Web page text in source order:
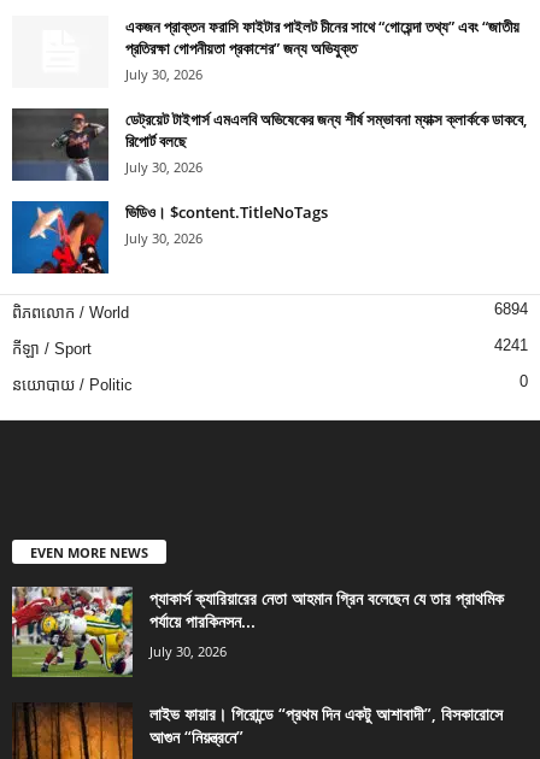
একজন প্রাক্তন ফরাসি ফাইটার পাইলট চীনের সাথে “গোয়েন্দা তথ্য” এবং “জাতীয়
প্রতিরক্ষা গোপনীয়তা প্রকাশের” জন্য অভিযুক্ত
July 30, 2026
ডেট্রয়েট টাইগার্স এমএলবি অভিষেকের জন্য শীর্ষ সম্ভাবনা ম্যাক্স ক্লার্ককে ডাকবে,
রিপোর্ট বলছে
July 30, 2026
ভিডিও। $content.TitleNoTags
July 30, 2026
ពិភពលោក / World 6894
កីឡា / Sport 4241
នយោបាយ / Politic 0
EVEN MORE NEWS
প্যাকার্স ক্যারিয়ারের নেতা আহমান গ্রিন বলেছেন যে তার প্রাথমিক
পর্যায়ে পারকিনসন...
July 30, 2026
লাইভ ফায়ার। গিরোন্ডে “প্রথম দিন একটু আশাবাদী”, বিসকারোসে
আগুন “নিয়ন্ত্রনে”